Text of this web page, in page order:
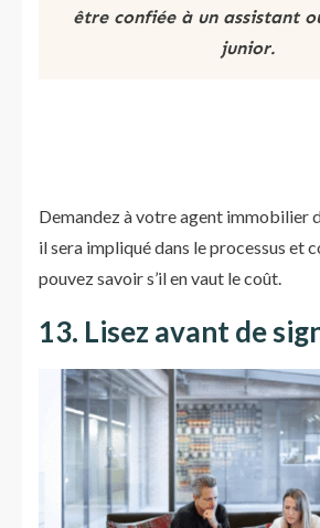
être confiée à un assistant
junior.
Demandez à votre agent immobilier
il sera impliqué dans le processus et
pouvez savoir s’il en vaut le coût.
13. Lisez avant de